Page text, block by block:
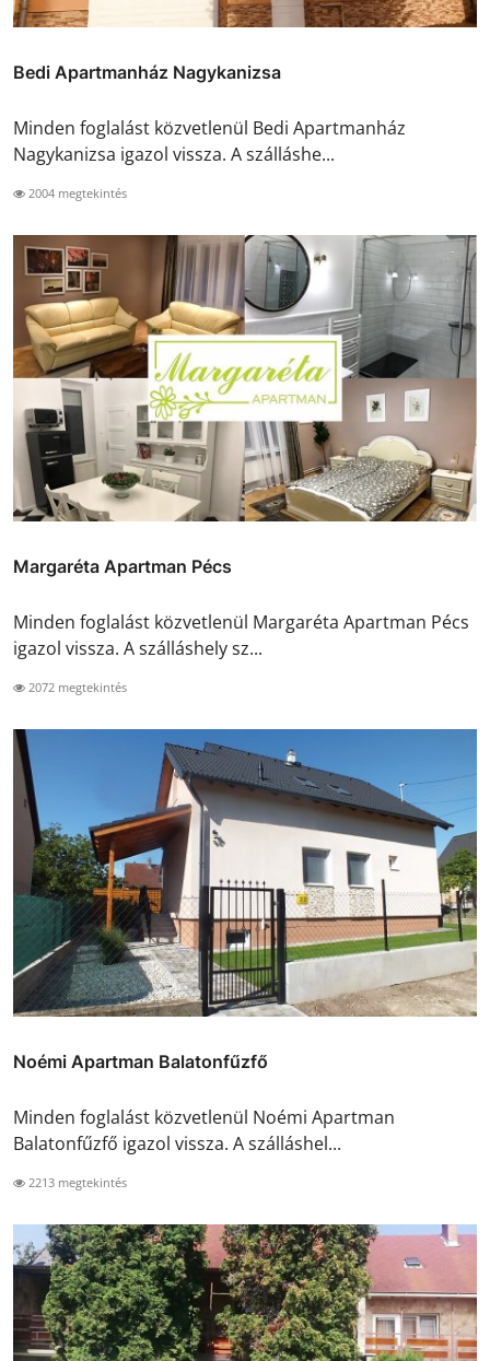
Bedi Apartmanház Nagykanizsa
Minden foglalást közvetlenül Bedi Apartmanház
Nagykanizsa igazol vissza. A szálláshe...
2004 megtekintés
Margaréta Apartman Pécs
Minden foglalást közvetlenül Margaréta Apartman Pécs
igazol vissza. A szálláshely sz...
2072 megtekintés
Noémi Apartman Balatonfűzfő
Minden foglalást közvetlenül Noémi Apartman
Balatonfűzfő igazol vissza. A szálláshel...
2213 megtekintés